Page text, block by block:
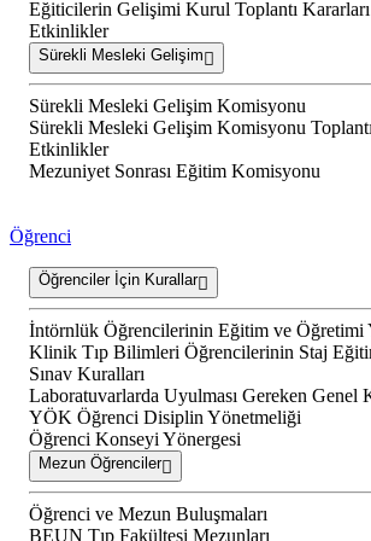
Eğiticilerin Gelişimi Kurul Toplantı Kararları
Etkinlikler
Sürekli Mesleki Gelişim
Sürekli Mesleki Gelişim Komisyonu
Sürekli Mesleki Gelişim Komisyonu
Etkinlikler
Mezuniyet Sonrası Eğitim Komisyonu
Öğrenci
Öğrenciler İçin Kurallar
İntörnlük Öğrencilerinin Eğitim ve Öğretimi
Klinik Tıp Bilimleri Öğrencilerinin Staj
Sınav Kuralları
Laboratuvarlarda Uyulması Gereken Genel
YÖK Öğrenci Disiplin Yönetmeliği
Öğrenci Konseyi Yönergesi
Mezun Öğrenciler
Öğrenci ve Mezun Buluşmaları
BEUN Tıp Fakültesi Mezunları